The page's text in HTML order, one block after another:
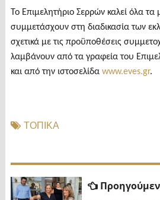
Το Επιμελητήριο Σερρών καλεί όλα τα
συμμετάσχουν στη διαδικασία των
σχετικά με τις προϋποθέσεις
λαμβάνουν από τα γραφεία του
και από την ιστοσελίδα www.eves.gr.
ΤΟΠΙΚΑ
Πλοήγηση